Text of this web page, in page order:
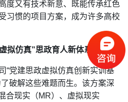
度又有技术新意、既能传承红色
习惯的项目方案，成为许多高校
拟仿真”思政育人新体系
“党建思政虚拟仿真创新实训基
破解这些难题而生。该方案深
合现实（MR）、虚拟现实